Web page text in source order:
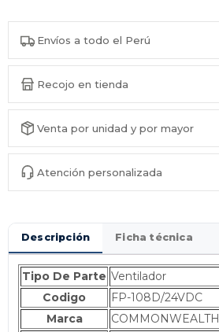
Envíos a todo el Perú
Recojo en tienda
Venta por unidad y por mayor
Atención personalizada
Descripción Ficha técnica
Tipo De Parte Ventilador
Codigo
FP-108D/24VDC
Marca
COMMONWEALTH